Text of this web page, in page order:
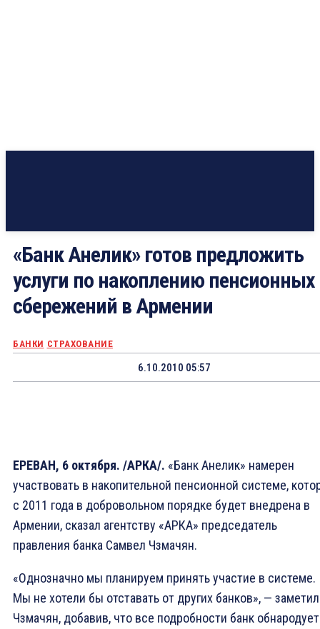
«Банк Анелик» готов предложить
услуги по накоплению пенсионных
сбережений в Армении
БАНКИ СТРАХОВАНИЕ
6.10.2010 05:57
ЕРЕВАН, 6 октября. /АРКА/. «Банк Анелик» намерен
участвовать в накопительной пенсионной системе,
с 2011 года в добровольном порядке будет внедрена в
Армении, сказал агентству «АРКА» председатель
правления банка Самвел Чзмачян.
«Однозначно мы планируем принять участие в системе.
Мы не хотели бы отставать от других банков», — заметил
Чзмачян, добавив, что все подробности банк обнародует